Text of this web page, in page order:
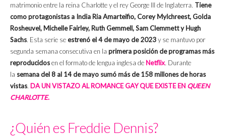
matrimonio entre la reina Charlotte y el rey George III de Inglaterra. Tiene
como protagonistas a India Ria Amarteifio, Corey Mylchreest, Golda
Rosheuvel, Michelle Fairley, Ruth Gemmell, Sam Clemmett y Hugh
Sachs. Esta serie seestrenó el 4 de mayo de 2023y se mantuvo por
segunda semana consecutiva en la primera posición de programas más
reproducidosen el formato de lengua inglesa de Netflix. Durante
la semana del 8 al 14 de mayo sumó más de 158 millones de horas
vistas. DA UN VISTAZO AL ROMANCE GAY QUE EXISTE EN QUEEN
CHARLOTTE.
¿Quién es Freddie Dennis?